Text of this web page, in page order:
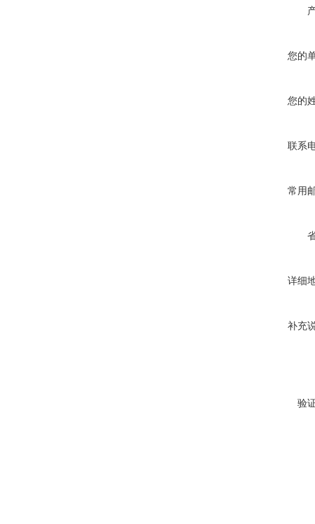
您的
您的
联系
常用
详细
补充
验